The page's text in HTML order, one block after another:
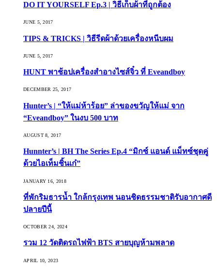
DO IT YOURSELF Ep.3 | วิธีเก็บผ้าที่ถูกต้อง
JUNE 5, 2017
TIPS & TRICKS | วิธีรีดผ้าด้วยเครื่องหนีบผม
JUNE 5, 2017
HUNT พาช้อปเครื่องสำอางไซส์จิ๋ว ที่ Eveandboy
DECEMBER 25, 2017
Hunter’s | “ให้แม่ห้าร้อย” ล่าของขวัญให้แม่ จาก
“Eveandboy” ในงบ 500 บาท
AUGUST 8, 2017
Hunnter’s | BH The Series Ep.4 “มิกซ์ แอนด์ แม็ทซ์ชุดคู่
ด้วยไอเท็มชิ้นเก๋”
JANUARY 16, 2018
ที่พักริมธารน้ำ ใกล้กรุงเทพ นอนชิดธรรมชาติรับอากาศดี
ปลายปีนี้
OCTOBER 24, 2024
รวม 12 วัดติดรถไฟฟ้า BTS สายบุญห้ามพลาด
APRIL 10, 2023